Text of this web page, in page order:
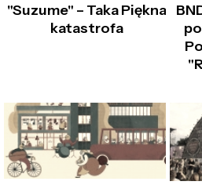
"Suzume" – Taka Piękna
katastrofa